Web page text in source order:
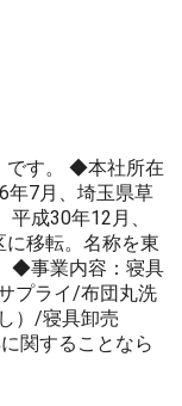
です。 ◆本社所在
7月、埼玉県草
成30年12月、
移転。名称を東
◆事業内容：寝具
プライ/布団丸洗
）/寝具卸売
関することなら